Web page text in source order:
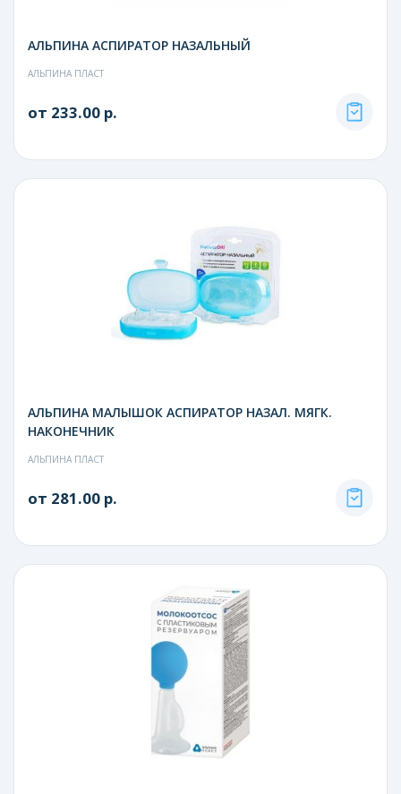
АЛЬПИНА АСПИРАТОР НАЗАЛЬНЫЙ
АЛЬПИНА ПЛАСТ
от 233.00 р.
АЛЬПИНА МАЛЫШОК АСПИРАТОР НАЗАЛ. МЯГК.
НАКОНЕЧНИК
АЛЬПИНА ПЛАСТ
от 281.00 р.